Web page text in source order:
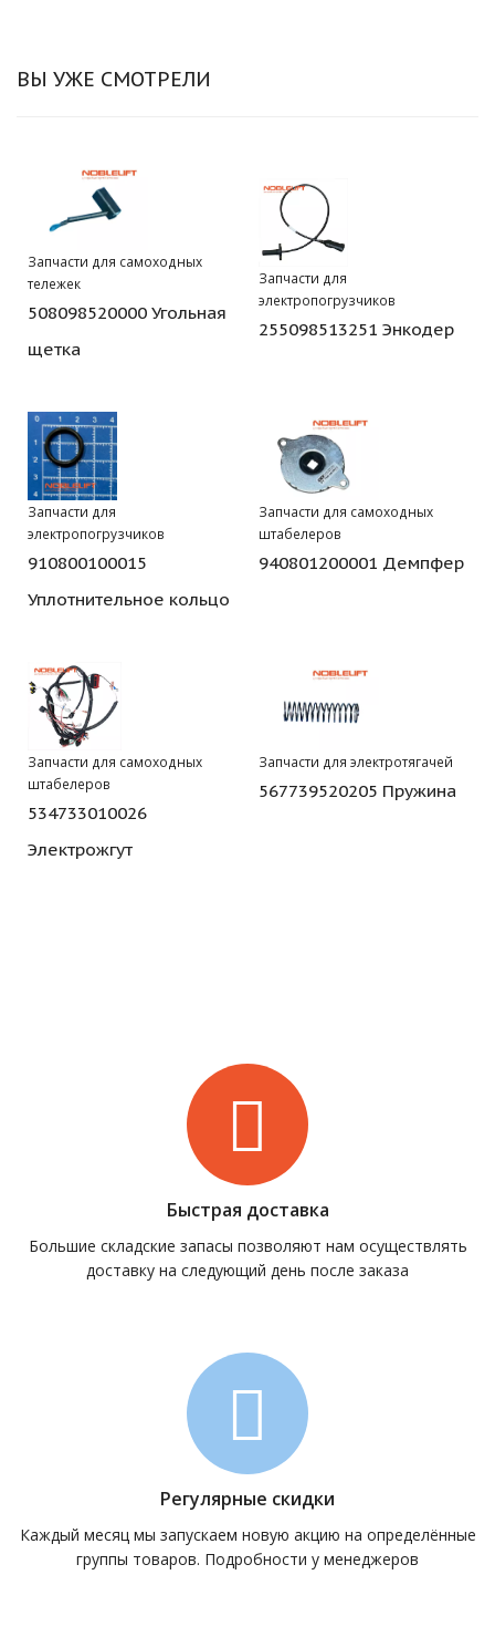
ВЫ УЖЕ СМОТРЕЛИ
Запчасти для самоходных
тележек
508098520000 Угольная
щетка
Запчасти для
электропогрузчиков
255098513251 Энкодер
Запчасти для
электропогрузчиков
910800100015
Уплотнительное кольцо
Запчасти для самоходных
штабелеров
940801200001 Демпфер
Запчасти для самоходных
штабелеров
534733010026
Электрожгут
Запчасти для электротягачей
567739520205 Пружина
Быстрая доставка
Большие складские запасы позволяют нам осуществлять
доставку на следующий день после заказа
Регулярные скидки
Каждый месяц мы запускаем новую акцию на определённые
группы товаров. Подробности у менеджеров